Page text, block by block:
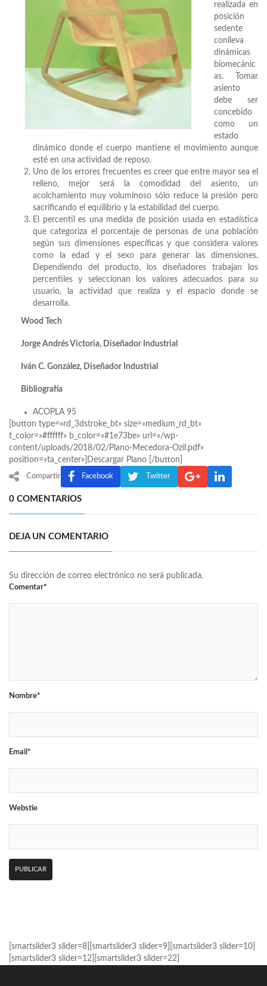
realizada en
posición
sedente
conlleva
dinámicas
biomecánic
as. Tomar
asiento
debe ser
concebido
como un
estado
dinámico donde el cuerpo mantiene el movimiento aunque
esté en una actividad de reposo.
Uno de los errores frecuentes es creer que entre mayor sea el
relleno, mejor será la comodidad del asiento, un
acolchamiento muy voluminoso sólo reduce la presión pero
sacrificando el equilibrio y la estabilidad del cuerpo.
El percentil es una medida de posición usada en estadística
que categoriza el porcentaje de personas de una población
según sus dimensiones específicas y que considera valores
como la edad y el sexo para generar las dimensiones.
Dependiendo del producto, los diseñadores trabajan los
percentiles y seleccionan los valores adecuados para su
usuario, la actividad que realiza y el espacio donde se
desarrolla.
Wood Tech
Jorge Andrés Victoria, Diseñador Industrial
Iván C. González, Diseñador Industrial
Bibliografía
ACOPLA 95
[button type=»rd_3dstroke_bt» size=»medium_rd_bt»
t_color=»#ffffff» b_color=»#1e73be» url=»/wp-
content/uploads/2018/02/Plano-Mecedora-Ozil.pdf»
position=»ta_center»]Descargar Plano [/button]
Compartir Facebook Twitter
0 COMENTARIOS
DEJA UN COMENTARIO
Su dirección de correo electrónico no será publicada.
Comentar*
Nombre*
Email*
Webstie
[smartslider3 slider=8][smartslider3 slider=9][smartslider3 slider=10]
[smartslider3 slider=12][smartslider3 slider=22]